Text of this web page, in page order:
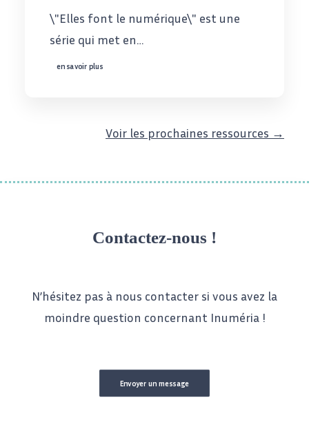
\"Elles font le numérique\" est une
série qui met en…
en savoir plus
Voir les prochaines ressources →
Contactez-nous !
N’hésitez pas à nous contacter si vous avez la
moindre question concernant Inuméria !
Envoyer un message